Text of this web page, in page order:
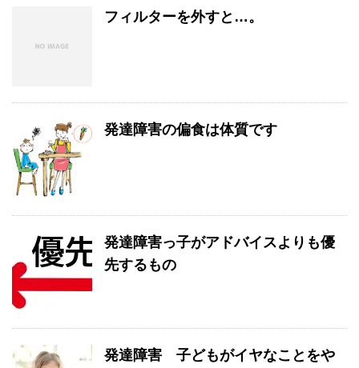
フィルターを外すと…。
発達障害の偏食は体質です
発達障害っ子がアドバイスよりも優
先するもの
発達障害 子どもがイヤなことをや